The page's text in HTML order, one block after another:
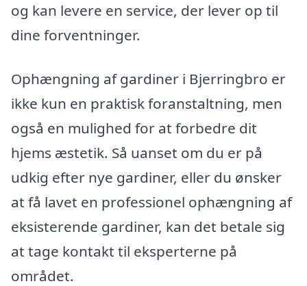
og kan levere en service, der lever op til
dine forventninger.
Ophængning af gardiner i Bjerringbro er
ikke kun en praktisk foranstaltning, men
også en mulighed for at forbedre dit
hjems æstetik. Så uanset om du er på
udkig efter nye gardiner, eller du ønsker
at få lavet en professionel ophængning af
eksisterende gardiner, kan det betale sig
at tage kontakt til eksperterne på
området.